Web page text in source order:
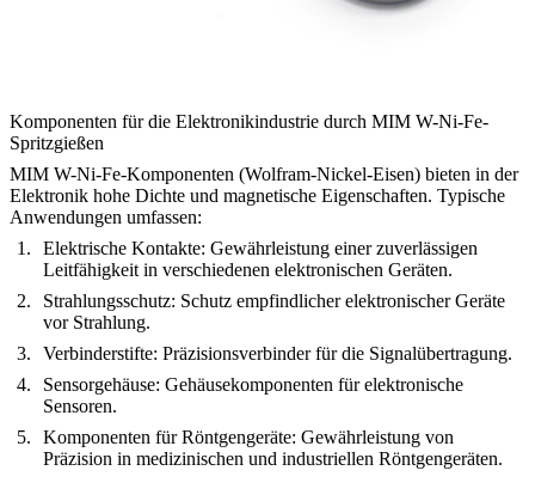
Komponenten für die Elektronikindustrie durch MIM W-Ni-Fe-
Spritzgießen
MIM W-Ni-Fe-Komponenten (Wolfram-Nickel-Eisen) bieten in der
Elektronik hohe Dichte und magnetische Eigenschaften. Typische
Anwendungen umfassen:
Elektrische Kontakte: Gewährleistung einer zuverlässigen
Leitfähigkeit in verschiedenen elektronischen Geräten.
Strahlungsschutz: Schutz empfindlicher elektronischer Geräte
vor Strahlung.
Verbinderstifte: Präzisionsverbinder für die Signalübertragung.
Sensorgehäuse: Gehäusekomponenten für elektronische
Sensoren.
Komponenten für Röntgengeräte: Gewährleistung von
Präzision in medizinischen und industriellen Röntgengeräten.